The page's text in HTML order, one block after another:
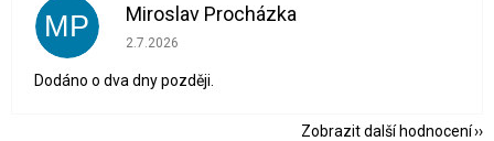
MP Miroslav Procházka
Hodnocení obchodu je 1 z 5 hvězdiček.
2.7.2026
Dodáno o dva dny později.
Zobrazit další hodnocení